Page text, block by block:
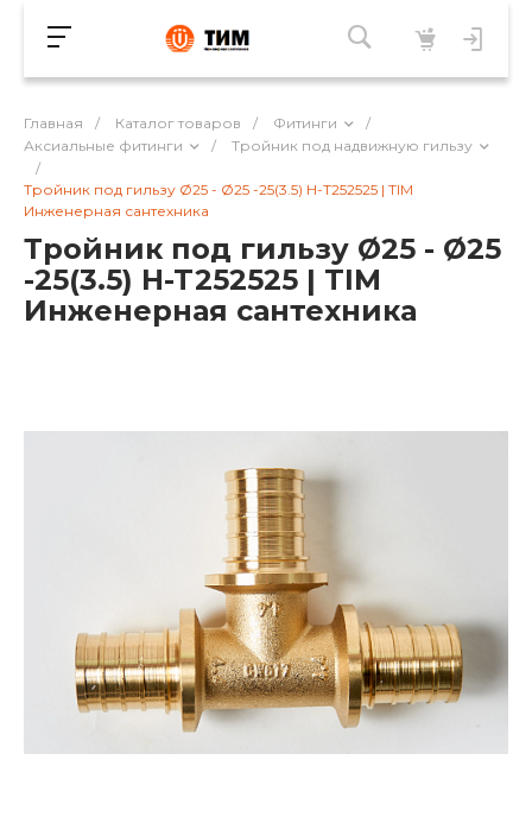
Главная / Каталог товаров / Фитинги
/
Аксиальные фитинги
/
Тройник под надвижную гильзу
/
Тройник под гильзу Ø25 - Ø25 -25(3.5) H-T252525 | TIM
Инженерная сантехника
Тройник под гильзу Ø25 - Ø25
-25(3.5) H-T252525 | TIM
Инженерная сантехника